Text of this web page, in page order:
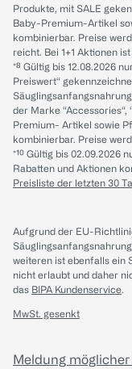
Produkte, mit SALE
Baby-Premium-Artikel
kombinierbar. Preise
reicht. Bei 1+1 Aktionen
*⁸ Gültig bis 12.08.2026
Preiswert“
der Marke “Accessories“,
Premium- Artikel sowie
kombinierbar. Preise
*¹⁰ Gültig bis 02.09.2026
Rabatten und Aktionen
Preisliste der letzten 30
Aufgrund der EU-
weiteren ist ebenfalls ein
nicht erlaubt und daher
das BIPA Kundenservice.
MwSt. gesenkt
Meldung